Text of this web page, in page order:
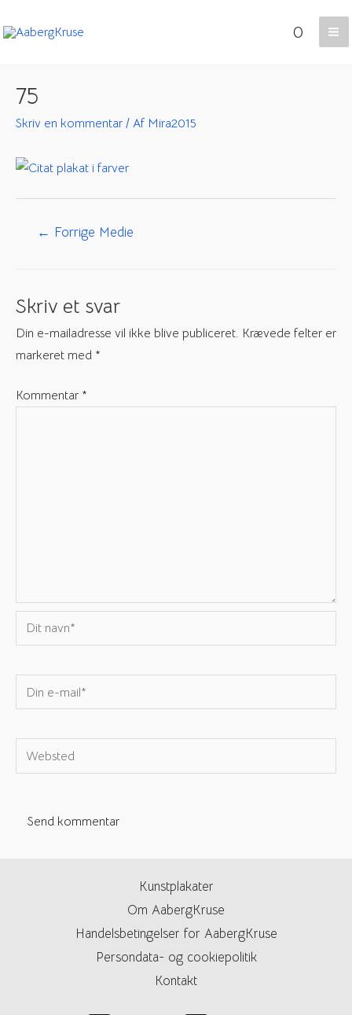
til
0
75
Skriv en kommentar / Af Mira2015
Indlægsnavigation
← Forrige Medie
Skriv et svar
Din e-mailadresse vil ikke blive publiceret. Krævede felter er
markeret med *
Kommentar *
Dit
navn*
Din
e-
Websted
Kunstplakater
Om AabergKruse
Handelsbetingelser for AabergKruse
Persondata- og cookiepolitik
Kontakt